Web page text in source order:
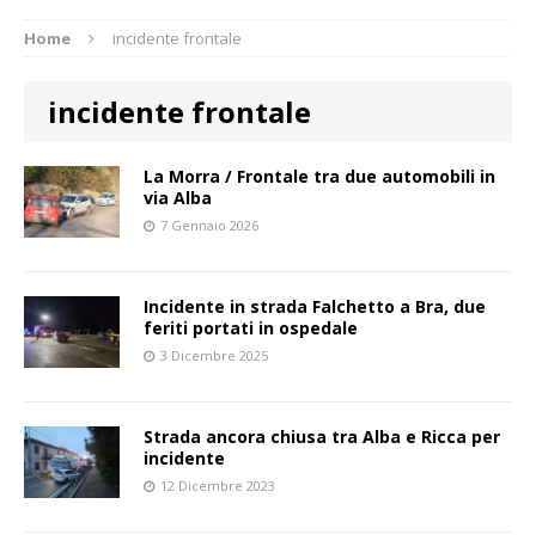
Home incidente frontale
incidente frontale
La Morra / Frontale tra due automobili in
via Alba
7 Gennaio 2026
Incidente in strada Falchetto a Bra, due
feriti portati in ospedale
3 Dicembre 2025
Strada ancora chiusa tra Alba e Ricca per
incidente
12 Dicembre 2023